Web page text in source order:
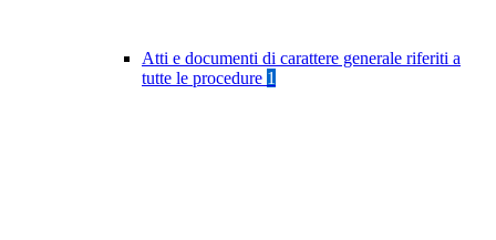
Atti e documenti di carattere generale riferiti a
tutte le procedure 1